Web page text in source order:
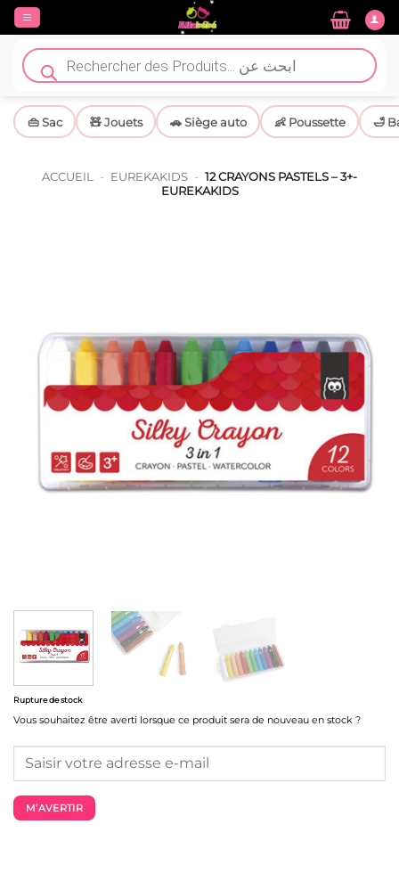
Passer
contenu
Recherche
de
produits
👜 Sac 🧸 Jouets 🚗 Siège auto 👶 Poussette 🛁
ACCUEIL - EUREKAKIDS - 12 CRAYONS PASTELS – 3+-
EUREKAKIDS
Rupture de stock
Vous souhaitez être averti lorsque ce produit sera de nouveau en stock ?
M’AVERTIR